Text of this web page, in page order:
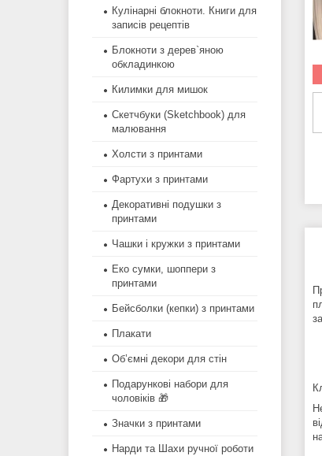
Кулінарні блокноти. Книги для
записів рецептів
Блокноти з дерев`яною
обкладинкою
Килимки для мишок
Скетчбуки (Sketchbook) для
малювання
Холсти з принтами
Фартухи з принтами
Декоративні подушки з
принтами
Чашки і кружки з принтами
Еко сумки, шоппери з
принтами
Бейсболки (кепки) з принтами
Плакати
Об’ємні декори для стін
Подарункові набори для
чоловіків 🎁
Значки з принтами
Нарди та Шахи ручної роботи